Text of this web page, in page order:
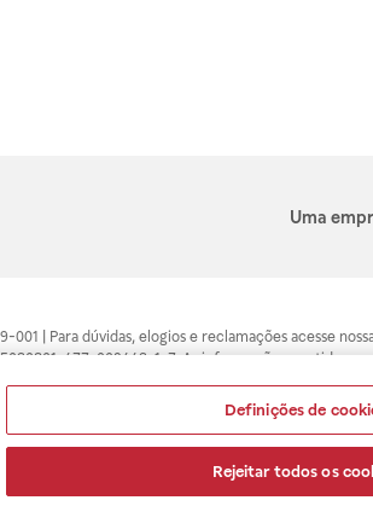
Uma
001 | Para dúvidas, elogios e reclamações acesse
477-002443-1-7. As informações contidas
a diagnosticar qualquer problema de saúde e
pela internet. Maiores esclarecimentos, consultar o
e a segurança dos clientes são compromissos
Definições de
Rejeitar todos os